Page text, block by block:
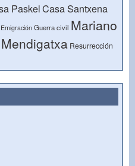
PaskelCasa Santxena
Emigración Guerra civil Mariano
Resurrección